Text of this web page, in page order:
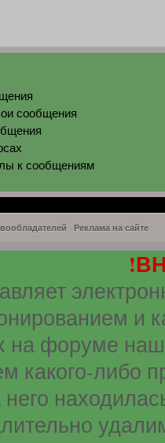
сообщения
к сообщениям
Реклама на сайте
и
на форуме
какого-либо